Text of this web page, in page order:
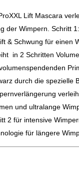
Lift Mascara
der Wimpern. Schritt
& Schwung für einen
in 2 Schritten
durch die spezielle
und ultralange
2 für intensive
für längere